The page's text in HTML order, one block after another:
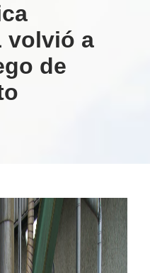
volvió a
de